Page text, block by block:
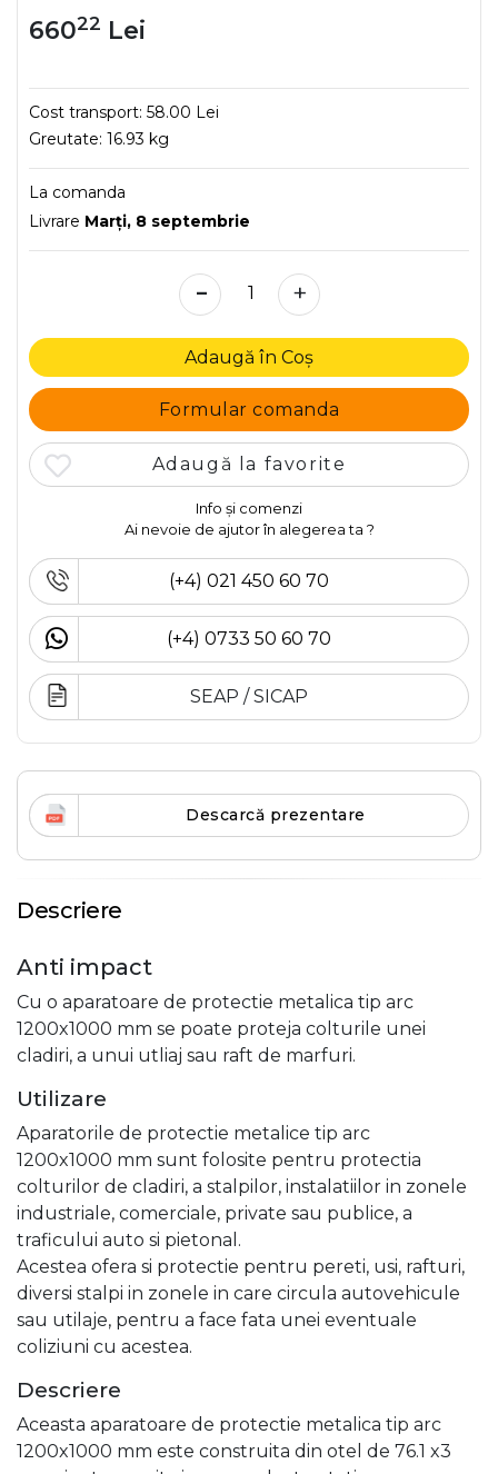
66022 Lei
Cost transport: 58.00 Lei
Greutate: 16.93 kg
La comanda
Livrare Marţi, 8 septembrie
- +
Adaugă în Coș
Formular comanda
Adaugă la favorite
Info și comenzi
Ai nevoie de ajutor în alegerea ta ?
(+4) 021 450 60 70
(+4) 0733 50 60 70
SEAP / SICAP
Descarcă prezentare
Descriere
Anti impact
Cu o aparatoare de protectie metalica tip arc
1200x1000 mm se poate proteja colturile unei
cladiri, a unui utliaj sau raft de marfuri.
Utilizare
Aparatorile de protectie metalice tip arc
1200x1000 mm sunt folosite pentru protectia
colturilor de cladiri, a stalpilor, instalatiilor in zonele
industriale, comerciale, private sau publice, a
traficului auto si pietonal.
Acestea ofera si protectie pentru pereti, usi, rafturi,
diversi stalpi in zonele in care circula autovehicule
sau utilaje, pentru a face fata unei eventuale
coliziuni cu acestea.
Descriere
Aceasta aparatoare de protectie metalica tip arc
1200x1000 mm este construita din otel de 76.1 x3